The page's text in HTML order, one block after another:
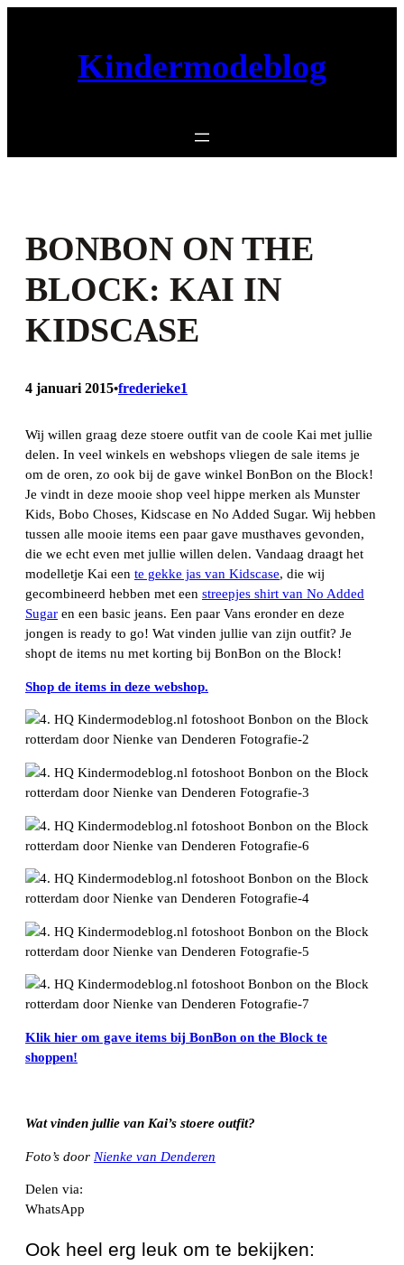
Kindermodeblog
BONBON ON THE
BLOCK: KAI IN
KIDSCASE
4 januari 2015•frederieke1
Wij willen graag deze stoere outfit van de coole Kai met jullie
delen. In veel winkels en webshops vliegen de sale items je
om de oren, zo ook bij de gave winkel BonBon on the Block!
Je vindt in deze mooie shop veel hippe merken als Munster
Kids, Bobo Choses, Kidscase en No Added Sugar. Wij hebben
tussen alle mooie items een paar gave musthaves gevonden,
die we echt even met jullie willen delen. Vandaag draagt het
modelletje Kai een te gekke jas van Kidscase, die wij
gecombineerd hebben met een streepjes shirt van No Added
Sugar en een basic jeans. Een paar Vans eronder en deze
jongen is ready to go! Wat vinden jullie van zijn outfit? Je
shopt de items nu met korting bij BonBon on the Block!
Shop de items in deze webshop.
Klik hier om gave items bij BonBon on the Block te
shoppen!
Wat vinden jullie van Kai’s stoere outfit?
Foto’s door Nienke van Denderen
Delen via:
WhatsApp
Ook heel erg leuk om te bekijken: